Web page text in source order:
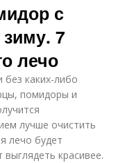
с
7
лечо
каких-либо
помидоры и
лучше очистить
лечо будет
красивее.